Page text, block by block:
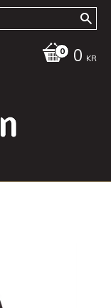
0 KR